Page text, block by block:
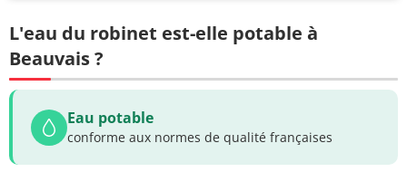
L'eau du robinet est-elle potable à
Beauvais ?
Eau potable
conforme aux normes de qualité françaises